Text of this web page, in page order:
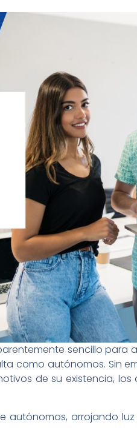
sencillo para
como autónomos. Sin
de su existencia,
autónomos, arrojando